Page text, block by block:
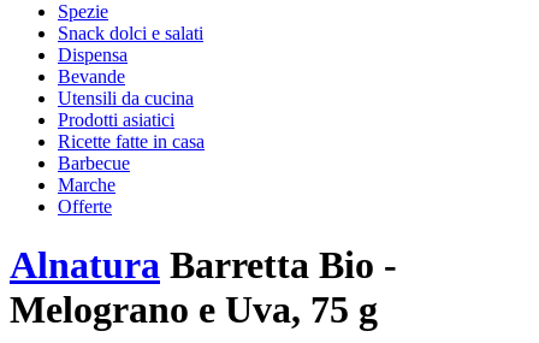
Spezie
Snack dolci e salati
Dispensa
Bevande
Utensili da cucina
Prodotti asiatici
Ricette fatte in casa
Barbecue
Marche
Offerte
Alnatura Barretta Bio -
Melograno e Uva, 75 g